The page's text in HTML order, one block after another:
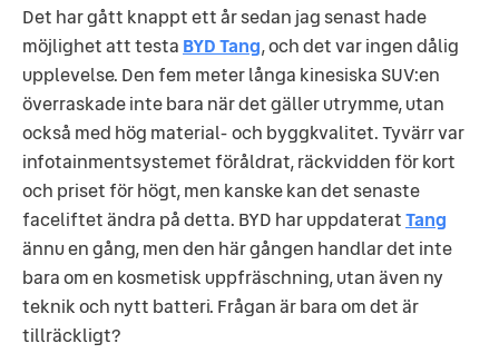
Det har gått knappt ett år sedan jag senast hade
möjlighet att testa BYD Tang, och det var ingen dålig
upplevelse. Den fem meter långa kinesiska SUV:en
överraskade inte bara när det gäller utrymme, utan
också med hög material- och byggkvalitet. Tyvärr var
infotainmentsystemet föråldrat, räckvidden för kort
och priset för högt, men kanske kan det senaste
faceliftet ändra på detta. BYD har uppdateratTang
ännu en gång, men den här gången handlar det inte
bara om en kosmetisk uppfräschning, utan även ny
teknik och nytt batteri. Frågan är bara om det är
tillräckligt?